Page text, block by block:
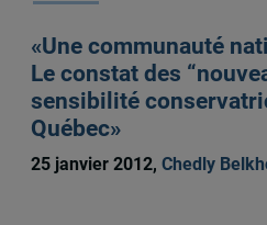
«Une communauté
Le constat des
sensibilité
Québec»
25 janvier 2012, Chedly